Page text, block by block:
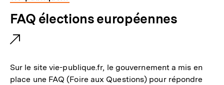
E
x
t
e
r
FAQ élections européennes
Sur le site vie-publique.fr, le gouvernement a mis en
place une FAQ (Foire aux Questions) pour répondre